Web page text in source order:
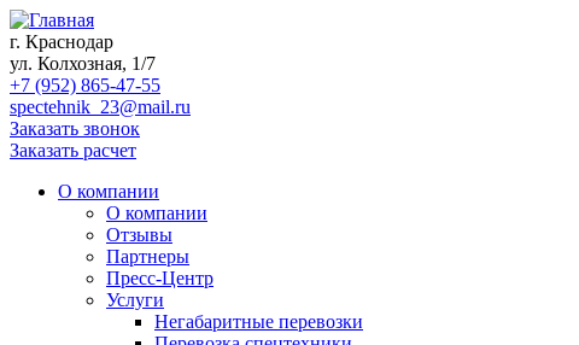
г. Краснодар
ул. Колхозная, 1/7
+7 (952) 865-47-55
spectehnik_23@mail.ru
Заказать звонок
Заказать расчет
О компании
О компании
Отзывы
Партнеры
Пресс-Центр
Услуги
Негабаритные перевозки